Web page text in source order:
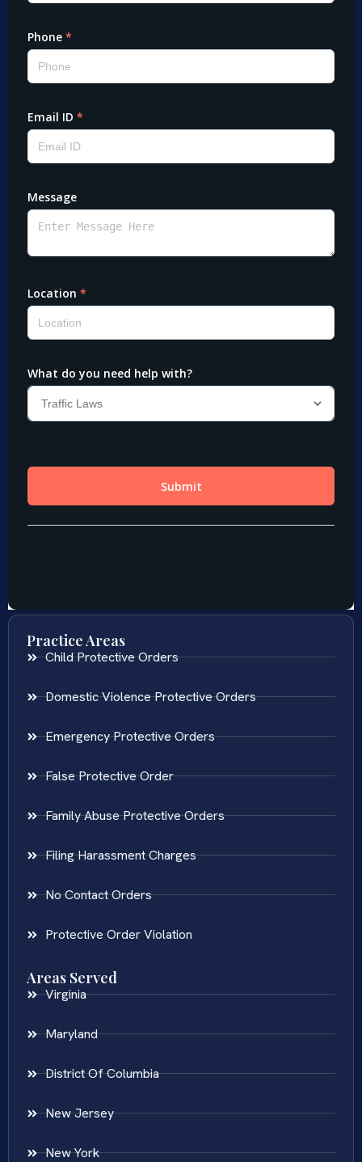
Practice Areas
Child Protective Orders
Domestic Violence Protective Orders
Emergency Protective Orders
False Protective Order
Family Abuse Protective Orders
Filing Harassment Charges
No Contact Orders
Protective Order Violation
Areas Served
Virginia
Maryland
District Of Columbia
New Jersey
New York